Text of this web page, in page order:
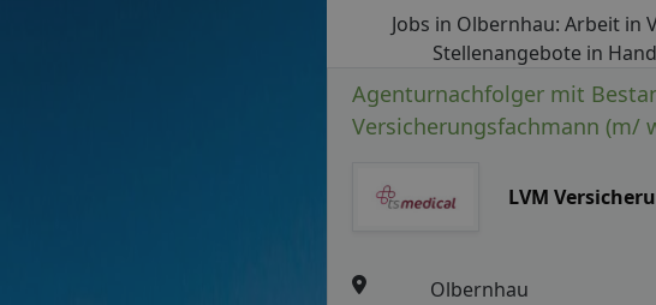
Jobs in Olbernhau: Arbeit in
Stellenangebote in
Agenturnachfolger mit
Versicherungsfachmann (m/
LVM
Olbernhau